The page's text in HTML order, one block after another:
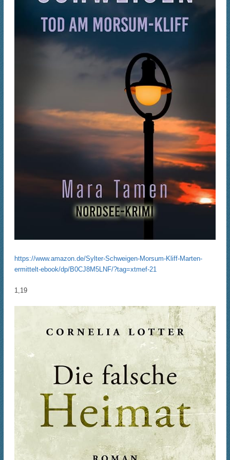
https://www.amazon.de/Sylter-Schweigen-Morsum-Kliff-Marten-
ermittelt-ebook/dp/B0CJ8M5LNF/?tag=xtmef-21
1,19